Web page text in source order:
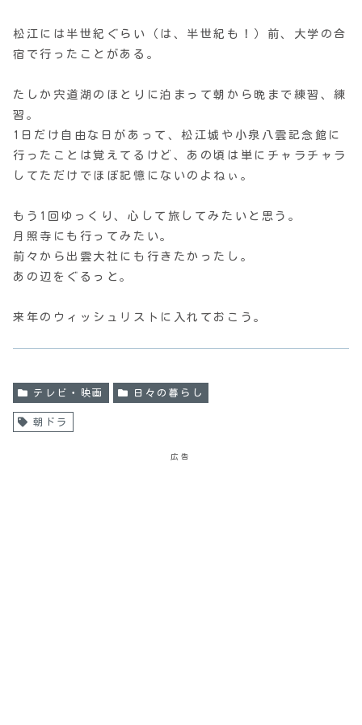
松江には半世紀ぐらい（は、半世紀も！）前、大学の合
宿で行ったことがある。
たしか宍道湖のほとりに泊まって朝から晩まで練習、練
習。
1日だけ自由な日があって、松江城や小泉八雲記念館に
行ったことは覚えてるけど、あの頃は単にチャラチャラ
してただけでほぼ記憶にないのよねぃ。
もう1回ゆっくり、心して旅してみたいと思う。
月照寺にも行ってみたい。
前々から出雲大社にも行きたかったし。
あの辺をぐるっと。
来年のウィッシュリストに入れておこう。
テレビ・映画 日々の暮らし
朝ドラ
広告